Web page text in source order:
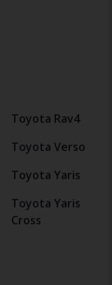
Toyota Rav4
Toyota Verso
Toyota Yaris
Toyota Yaris
Cross